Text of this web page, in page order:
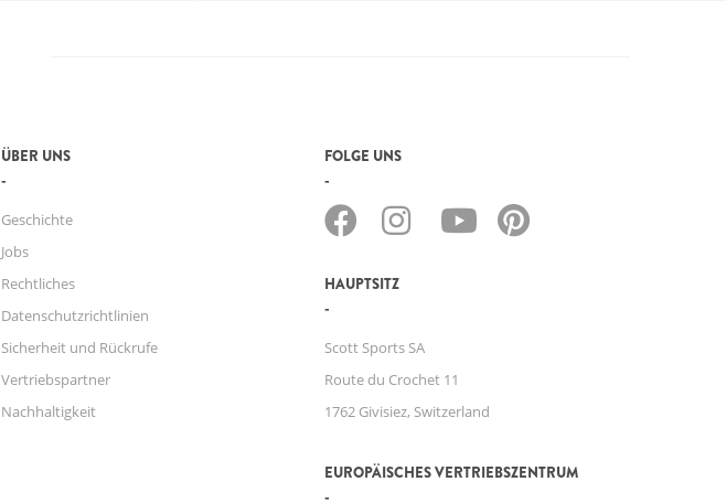
ÜBER UNS
Geschichte
Jobs
Rechtliches
Datenschutzrichtlinien
Sicherheit und Rückrufe
Vertriebspartner
Nachhaltigkeit
FOLGE UNS
HAUPTSITZ
Scott Sports SA
Route du Crochet 11
1762 Givisiez, Switzerland
EUROPÄISCHES VERTRIEBSZENTRUM